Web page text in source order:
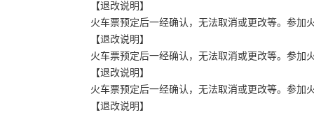
【退改说明】
火车票预定后一经确认，无法取消或更改等。参加
【退改说明】
火车票预定后一经确认，无法取消或更改等。参加
【退改说明】
火车票预定后一经确认，无法取消或更改等。参加
【退改说明】